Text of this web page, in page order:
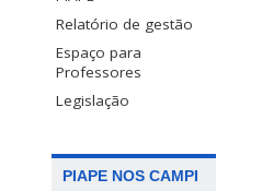
Relatório de gestão
Espaço para
Professores
Legislação
PIAPE NOS CAMPI